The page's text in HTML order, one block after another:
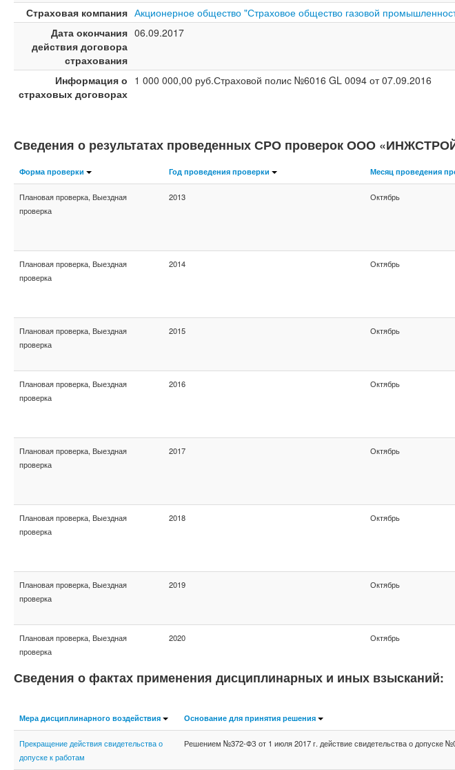
Страховая компания Акционерное общество "Страховое общество газовой
Дата окончания
действия договора
страхования
06.09.2017
Информация о
страховых договорах
1 000 000,00 руб.Страховой полис №6016 GL 0094 от 07.09.2016
Сведения о результатах проведенных СРО проверок ООО
Форма проверки Год проведения проверки Месяц проведения
Плановая проверка, Выездная
проверка
2013 Октябрь
Плановая проверка, Выездная
проверка
2014 Октябрь
Плановая проверка, Выездная
проверка
2015 Октябрь
Плановая проверка, Выездная
проверка
2016 Октябрь
Плановая проверка, Выездная
проверка
2017 Октябрь
Плановая проверка, Выездная
проверка
2018 Октябрь
Плановая проверка, Выездная
проверка
2019 Октябрь
Плановая проверка, Выездная
проверка
2020 Октябрь
Сведения о фактах применения дисциплинарных и иных взысканий:
Мера дисциплинарного воздействия Основание для принятия решения
Прекращение действия свидетельства о
допуске к работам
Решением №372-ФЗ от 1 июля 2017 г. действие свидетельства о допуске